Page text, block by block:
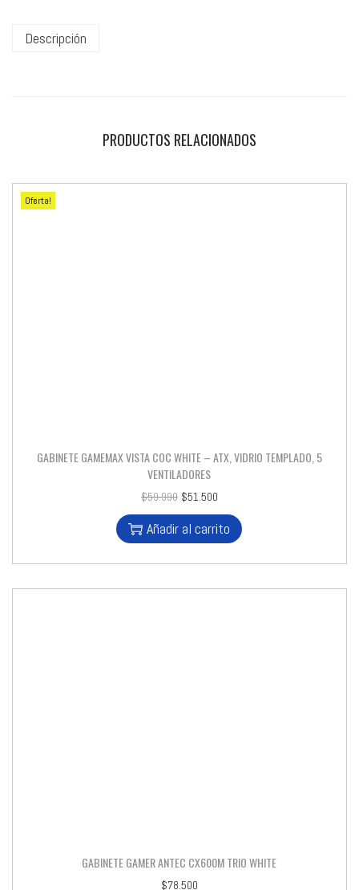
Descripción
PRODUCTOS RELACIONADOS
Oferta!
GABINETE GAMEMAX VISTA COC WHITE – ATX, VIDRIO TEMPLADO, 5
VENTILADORES
$59.990 $51.500
Añadir al carrito
GABINETE GAMER ANTEC CX600M TRIO WHITE
$78.500